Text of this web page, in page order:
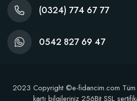
(0324) 774 67 77
0542 827 69 47
2023 Copyright ©e-fidancim.com Tüm
kartı bilgileriniz 256Bit SSL